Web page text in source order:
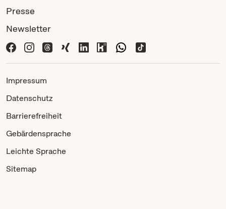
Presse
Newsletter
Impressum
Datenschutz
Barrierefreiheit
Gebärdensprache
Leichte Sprache
Sitemap